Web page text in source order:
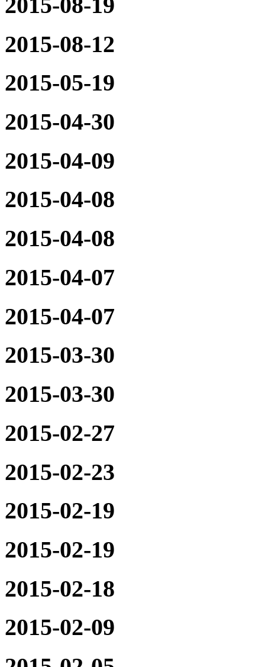
2015-08-12
2015-05-19
2015-04-30
2015-04-09
2015-04-08
2015-04-08
2015-04-07
2015-04-07
2015-03-30
2015-03-30
2015-02-27
2015-02-23
2015-02-19
2015-02-19
2015-02-18
2015-02-09